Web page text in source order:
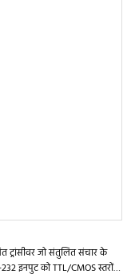
ट्रांसीवर जो संतुलित संचार के
इनपुट को TTL/CMOS स्तरों में